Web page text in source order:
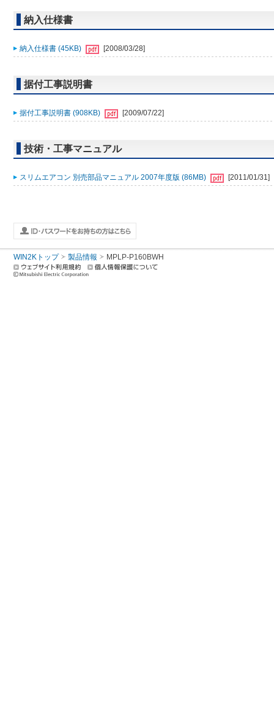
納入仕様書
納入仕様書 (45KB) [2008/03/28]
据付工事説明書
据付工事説明書 (908KB) [2009/07/22]
技術・工事マニュアル
スリムエアコン 別売部品マニュアル 2007年度版 (86MB) [2011/01/31]
WIN2Kトップ 製品情報 MPLP-P160BWH